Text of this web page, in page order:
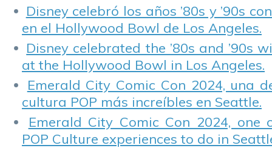
Disney celebró los años ’80s y ’90s
en el Hollywood Bowl de Los Angeles.
Disney celebrated the ’80s and ’90s
at the Hollywood Bowl in Los Angeles.
Emerald City Comic Con 2024, una
cultura POP más increíbles en Seattle.
Emerald City Comic Con 2024,
POP Culture experiences to do in